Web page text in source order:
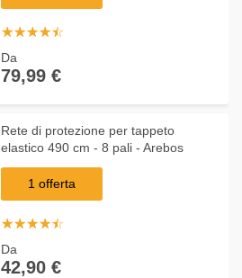
☆☆☆☆☆
★★★★★
Da
79,99 €
Rete di protezione per tappeto
elastico 490 cm - 8 pali - Arebos
1 offerta
☆☆☆☆☆
★★★★★
Da
42,90 €